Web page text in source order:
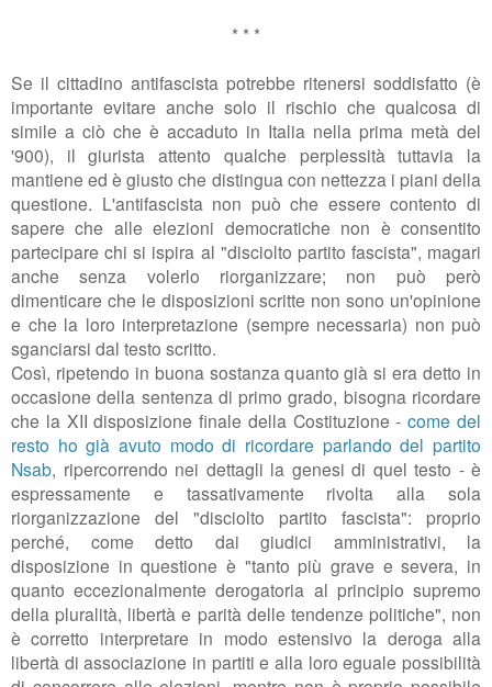
* * *
Se il cittadino antifascista potrebbe ritenersi soddisfatto (è
importante evitare anche solo il rischio che qualcosa di
simile a ciò che è accaduto in Italia nella prima metà del
'900), il giurista attento qualche perplessità tuttavia la
mantiene ed è giusto che distingua con nettezza i piani della
questione. L'antifascista non può che essere contento di
sapere che alle elezioni democratiche non è consentito
partecipare chi si ispira al "disciolto partito fascista", magari
anche senza volerlo riorganizzare; non può però
dimenticare che le disposizioni scritte non sono un'opinione
e che la loro interpretazione (sempre necessaria) non può
sganciarsi dal testo scritto.
Così, ripetendo in buona sostanza quanto già si era detto in
occasione della sentenza di primo grado, bisogna ricordare
che la XII disposizione finale della Costituzione -come del
resto ho già avuto modo di ricordare parlando del partito
Nsab, ripercorrendo nei dettagli la genesi di quel testo - è
espressamente e tassativamente rivolta alla sola
riorganizzazione del "disciolto partito fascista": proprio
perché, come detto dai giudici amministrativi, la
disposizione in questione è "tanto più grave e severa, in
quanto eccezionalmente derogatoria al principio supremo
della pluralità, libertà e parità delle tendenze politiche", non
è corretto interpretare in modo estensivo la deroga alla
libertà di associazione in partiti e alla loro eguale possibilità